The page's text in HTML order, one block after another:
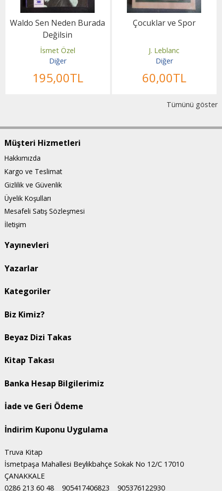
Waldo Sen Neden Burada
Değilsin
İsmet Özel
Diğer
195,00TL
Çocuklar ve Spor
J. Leblanc
Diğer
60,00TL
Tümünü göster
Müşteri Hizmetleri
Hakkımızda
Kargo ve Teslimat
Gizlilik ve Güvenlik
Üyelik Koşulları
Mesafeli Satış Sözleşmesi
İletişim
Yayınevleri
Yazarlar
Kategoriler
Biz Kimiz?
Beyaz Dizi Takas
Kitap Takası
Banka Hesap Bilgilerimiz
İade ve Geri Ödeme
İndirim Kuponu Uygulama
Truva Kitap
İsmetpaşa Mahallesi Beylikbahçe Sokak No 12/C 17010
ÇANAKKALE
0286 213 60 48
905417406823 905376122930